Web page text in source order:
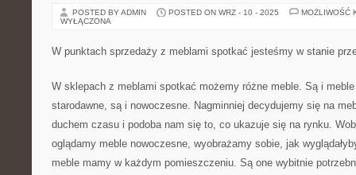
POSTED BY ADMIN POSTED ON WRZ - 10 - 2025
MOŻLIWOŚĆ
WYŁĄCZONA
W punktach sprzedaży z meblami spotkać jesteśmy w stanie
W sklepach z meblami spotkać możemy różne meble. Są i
starodawne, są i nowoczesne. Nagminniej decydujemy się na
duchem czasu i podoba nam się to, co ukazuje się na rynku.
oglądamy meble nowoczesne, wyobrażamy sobie, jak
meble mamy w każdym pomieszczeniu. Są one wybitnie